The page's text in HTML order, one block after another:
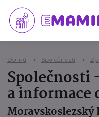
Domů Společnosti
Společnosti
a informace